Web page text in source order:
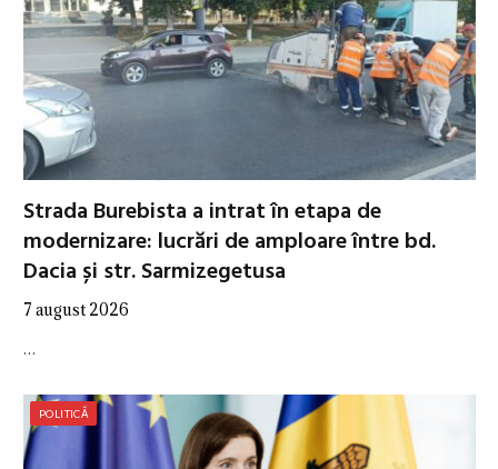
Strada Burebista a intrat în etapa de
modernizare: lucrări de amploare între bd.
Dacia și str. Sarmizegetusa
7 august 2026
…
POLITICĂ